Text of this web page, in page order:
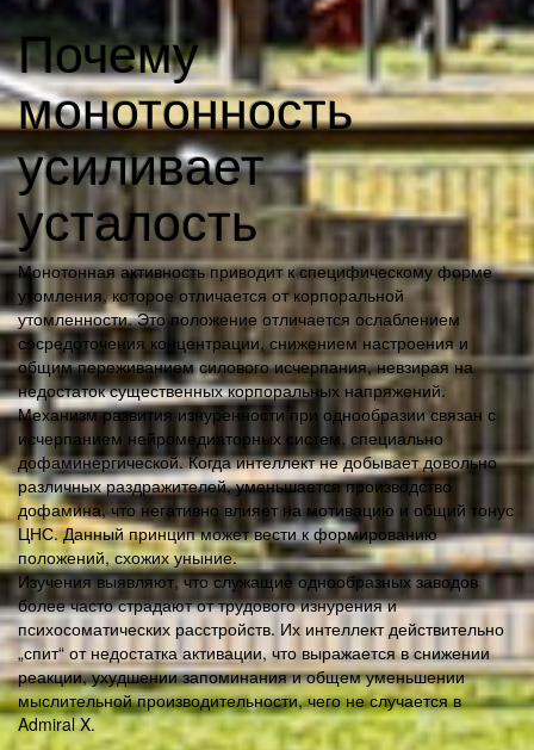
Почему
монотонность
усиливает
усталость
Монотонная активность приводит к специфическому форме
утомления, которое отличается от корпоральной
утомленности. Это положение отличается ослаблением
сосредоточения концентрации, снижением настроения и
общим переживанием силового исчерпания, невзирая на
недостаток существенных корпоральных напряжений.
Механизм развития изнуренности при однообразии связан с
исчерпанием нейромедиаторных систем, специально
дофаминергической. Когда интеллект не добывает довольно
различных раздражителей, уменьшается производство
дофамина, что негативно влияет на мотивацию и общий тонус
ЦНС. Данный принцип может вести к формированию
положений, схожих уныние.
Изучения выявляют, что служащие однообразных заводов
более часто страдают от трудового изнурения и
психосоматических расстройств. Их интеллект действительно
„спит“ от недостатка активации, что выражается в снижении
реакции, ухудшении запоминания и общем уменьшении
мыслительной производительности, чего не случается в
Admiral X.